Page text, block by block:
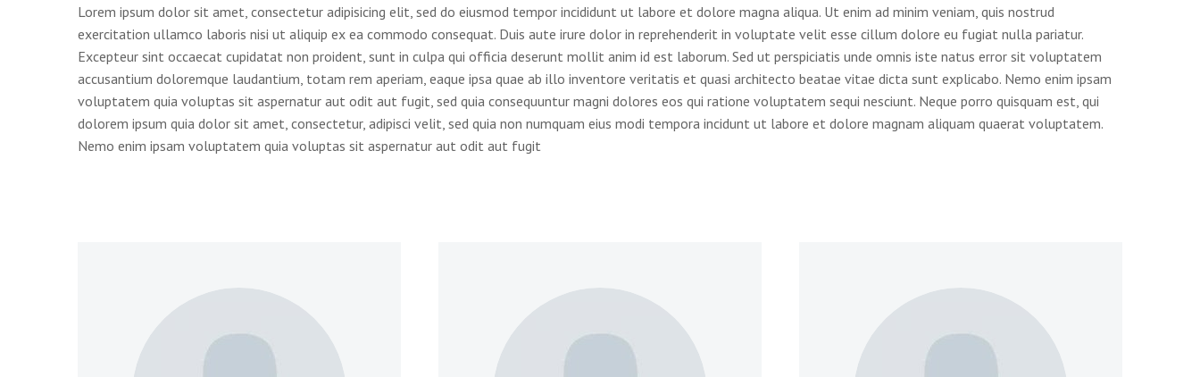
Lorem ipsum dolor sit amet, consectetur adipisicing elit, sed do eiusmod tempor incididunt ut labore et dolore magna aliqua. Ut enim ad minim veniam, quis nostrud
exercitation ullamco laboris nisi ut aliquip ex ea commodo consequat. Duis aute irure dolor in reprehenderit in voluptate velit esse cillum dolore eu fugiat nulla pariatur.
Excepteur sint occaecat cupidatat non proident, sunt in culpa qui officia deserunt mollit anim id est laborum. Sed ut perspiciatis unde omnis iste natus error sit voluptatem
accusantium doloremque laudantium, totam rem aperiam, eaque ipsa quae ab illo inventore veritatis et quasi architecto beatae vitae dicta sunt explicabo. Nemo enim ipsam
voluptatem quia voluptas sit aspernatur aut odit aut fugit, sed quia consequuntur magni dolores eos qui ratione voluptatem sequi nesciunt. Neque porro quisquam est, qui
dolorem ipsum quia dolor sit amet, consectetur, adipisci velit, sed quia non numquam eius modi tempora incidunt ut labore et dolore magnam aliquam quaerat voluptatem.
Nemo enim ipsam voluptatem quia voluptas sit aspernatur aut odit aut fugit